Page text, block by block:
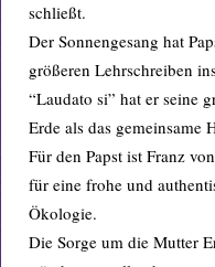
schließt.
Der Sonnengesang hat
größeren Lehrschreiben
“Laudato si” hat er seine
Erde als das gemeinsame
Für den Papst ist Franz
für eine frohe und
Ökologie.
Die Sorge um die Mutter